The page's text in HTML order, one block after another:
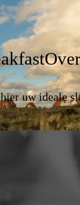
uw ideale